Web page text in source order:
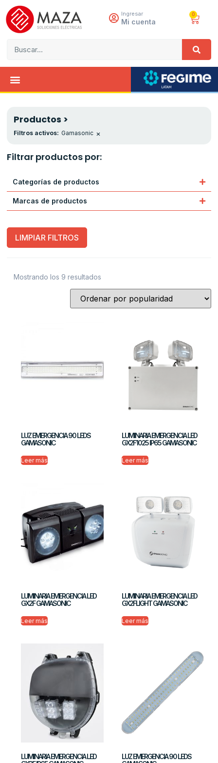
Ingresar
Mi cuenta
0
Productos >
Filtros activos: Gamasonic ×
Filtrar productos por:
Categorías de productos
Marcas de productos
LIMPIAR FILTROS
Mostrando los 9 resultados
LUZ EMERGENCIA 90 LEDS
GAMASONIC
Leer más
LUMINARIA EMERGENCIA LED
GX2F1025 IP65 GAMASONIC
Leer más
LUMINARIA EMERGENCIA LED
GX2F GAMASONIC
Leer más
LUMINARIA EMERGENCIA LED
GX2FLIGHT GAMASONIC
Leer más
LUMINARIA EMERGENCIA LED
LUZ EMERGENCIA 90 LEDS